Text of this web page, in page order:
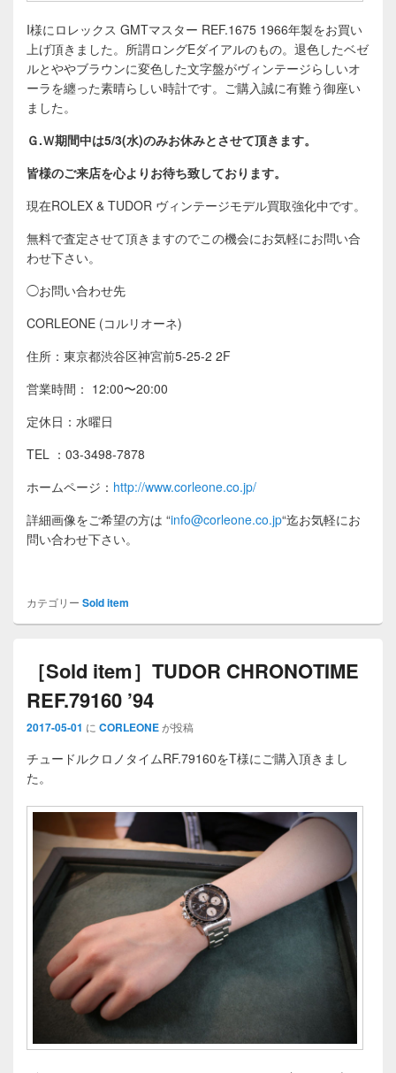
I様にロレックス GMTマスター REF.1675 1966年製をお買い
上げ頂きました。所謂ロングEダイアルのもの。退色したベゼ
ルとややブラウンに変色した文字盤がヴィンテージらしいオ
ーラを纏った素晴らしい時計です。ご購入誠に有難う御座い
ました。
Ｇ.Ｗ期間中は5/3(水)のみお休みとさせて頂きます。
皆様のご来店を心よりお待ち致しております。
現在ROLEX & TUDOR ヴィンテージモデル買取強化中です。
無料で査定させて頂きますのでこの機会にお気軽にお問い合
わせ下さい。
◯お問い合わせ先
CORLEONE (コルリオーネ)
住所：東京都渋谷区神宮前5-25-2 2F
営業時間： 12:00〜20:00
定休日：水曜日
TEL ：03-3498-7878
ホームページ： http://www.corleone.co.jp/
詳細画像をご希望の方は “info@corleone.co.jp“迄お気軽にお
問い合わせ下さい。
カテゴリー Sold item
［Sold item］TUDOR CHRONOTIME
REF.79160 ’94
2017-05-01 に CORLEONEが投稿
チュードルクロノタイムRF.79160をT様にご購入頂きまし
た。